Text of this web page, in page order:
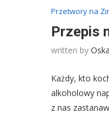
Przetwory na
Przepis
written by Oska
Każdy, kto
alkoholowy
z nas